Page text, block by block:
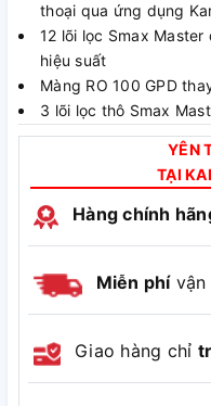
thoại qua ứng dụng
12 lõi lọc Smax
hiệu suất
Màng RO 100 GPD
3 lõi lọc thô Smax
xúc, gấp 2 hiệu quả lọc
Hệ lõi Smax Master
Master Mineral và lõi
dào Hydrogen, ion
thể
Bảo hành: 36 tháng
YÊN
TẠI
Hàng chính
Miễn phívận
Giao hàng chỉ